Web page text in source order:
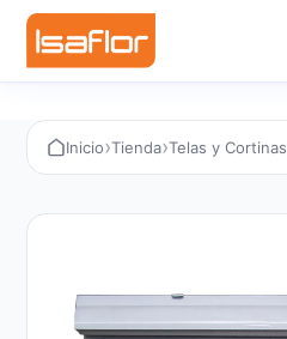
Inicio›Tienda›Telas y Cortinas